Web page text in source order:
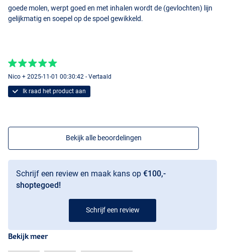
goede molen, werpt goed en met inhalen wordt de (gevlochten) lijn
gelijkmatig en soepel op de spoel gewikkeld.
Nico + 2025-11-01 00:30:42 - Vertaald
Ik raad het product aan
Bekijk alle beoordelingen
Schrijf een review en maak kans op €100,-
shoptegoed!
Schrijf een review
Bekijk meer